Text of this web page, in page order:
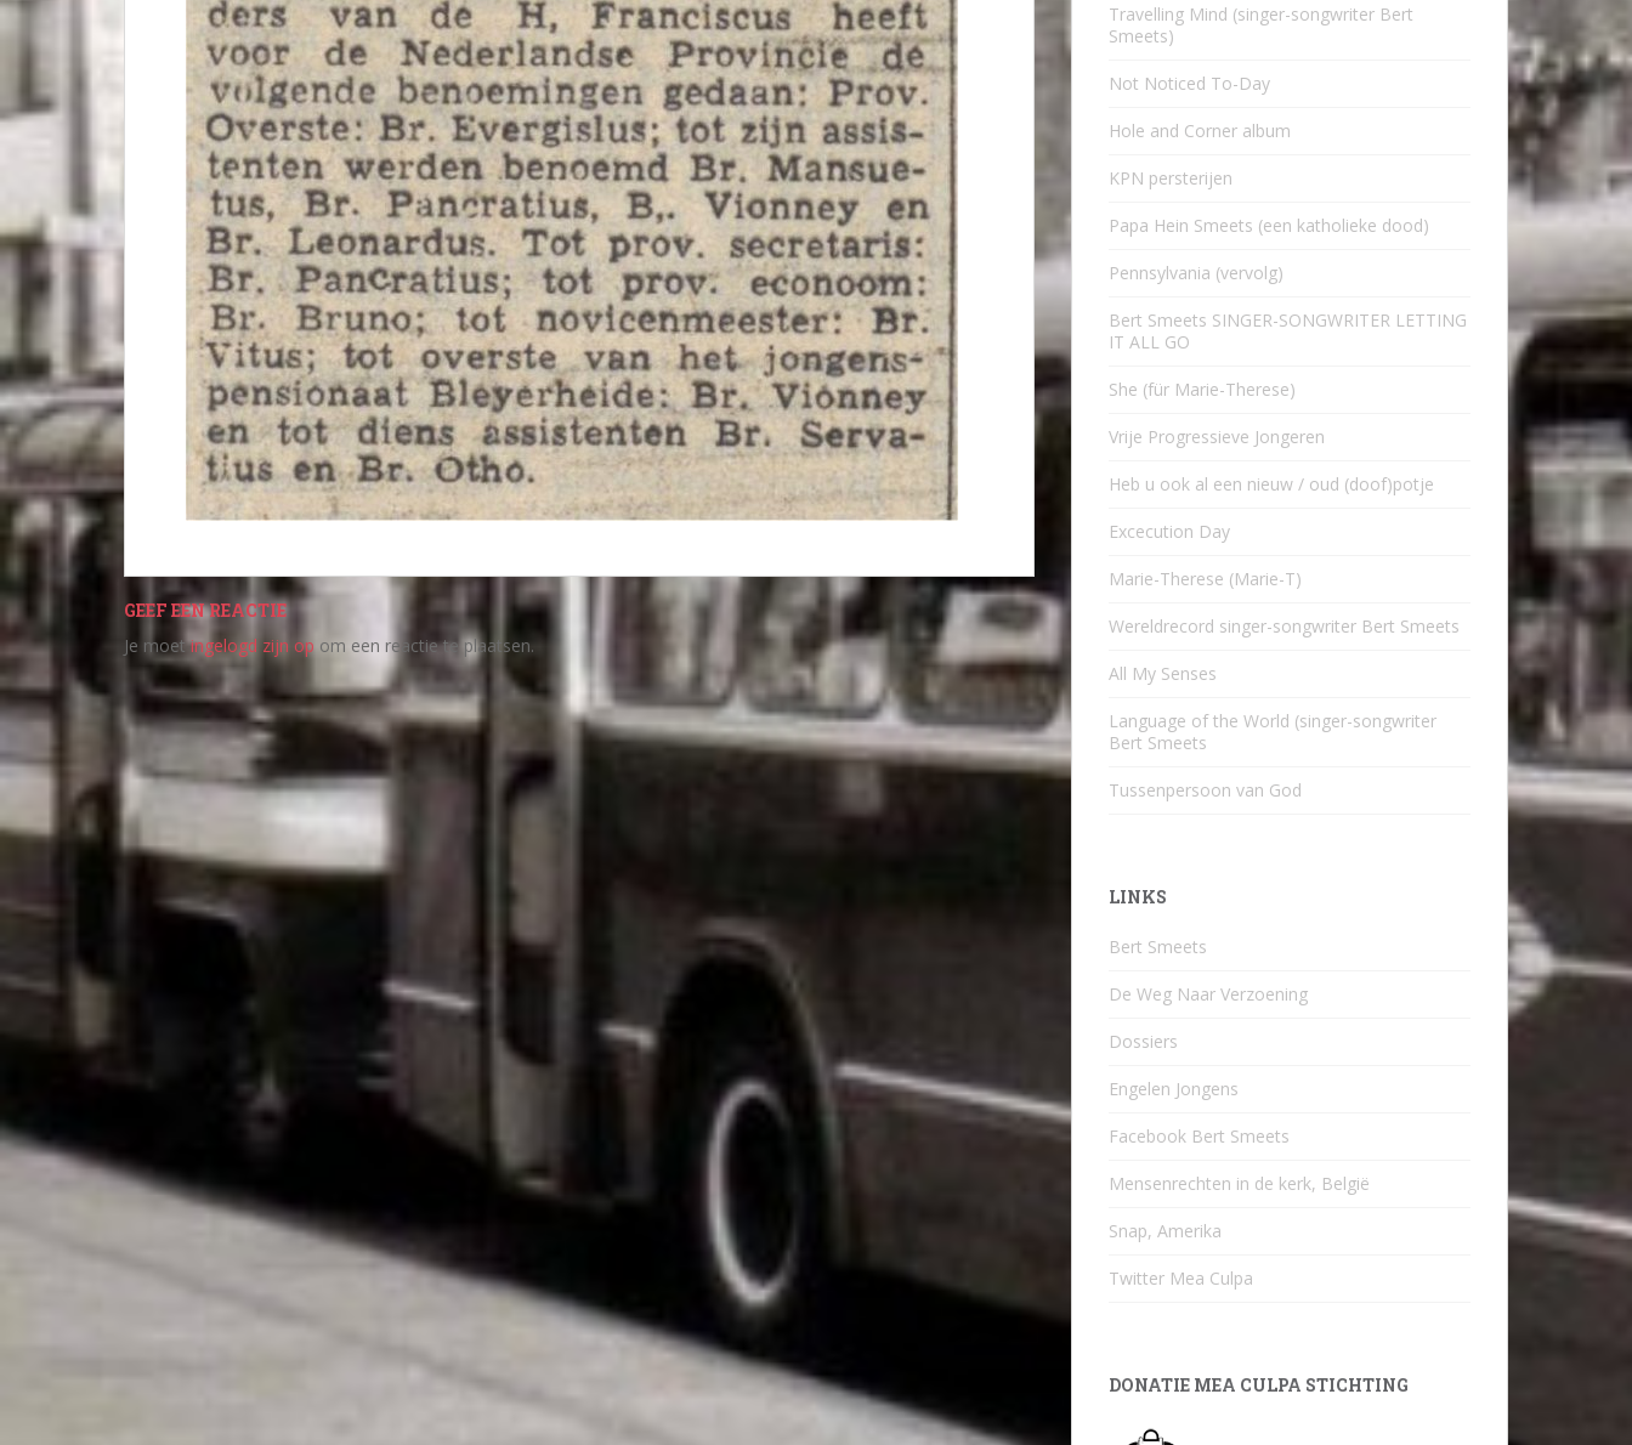
GEEF EEN REACTIE
Je moetingelogd zijn op om een reactie te plaatsen.
Travelling Mind (singer-songwriter Bert
Smeets)
Not Noticed To-Day
Hole and Corner album
KPN persterijen
Papa Hein Smeets (een katholieke dood)
Pennsylvania (vervolg)
Bert Smeets SINGER-SONGWRITER LETTING
IT ALL GO
She (für Marie-Therese)
Vrije Progressieve Jongeren
Heb u ook al een nieuw / oud (doof)potje
Excecution Day
Marie-Therese (Marie-T)
Wereldrecord singer-songwriter Bert Smeets
All My Senses
Language of the World (singer-songwriter
Bert Smeets
Tussenpersoon van God
LINKS
Bert Smeets
De Weg Naar Verzoening
Dossiers
Engelen Jongens
Facebook Bert Smeets
Mensenrechten in de kerk, België
Snap, Amerika
Twitter Mea Culpa
DONATIE MEA CULPA STICHTING